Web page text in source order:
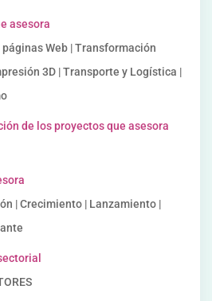
asesora
Web | Transformación
3D | Transporte y Logística |
de los proyectos que asesora
| Crecimiento | Lanzamiento |